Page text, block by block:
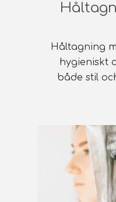
Håltagning
hygieniskt
både stil